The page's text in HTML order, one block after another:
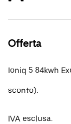
Offerta
Ioniq 5 84kwh
sconto).
IVA esclusa.